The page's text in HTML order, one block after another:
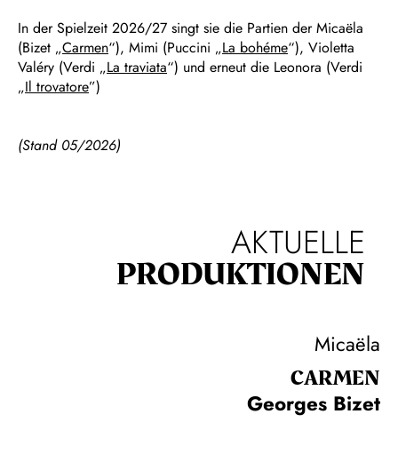
In der Spielzeit 2026/27 singt sie die Partien der Micaëla
(Bizet „Carmen“), Mimi (Puccini „La bohéme“), Violetta
Valéry (Verdi „La traviata“) und erneut die Leonora (Verdi
„Il trovatore”)
(Stand 05/2026)
AKTUELLE
PRODUKTIONEN
Micaëla
CARMEN
Georges Bizet